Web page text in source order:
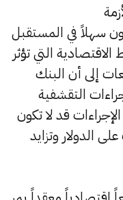
سهلاً في المستقبل
التي تؤثر
إلى أن البنك
التقشفية
قد لا تكون
الدولار وتزايد